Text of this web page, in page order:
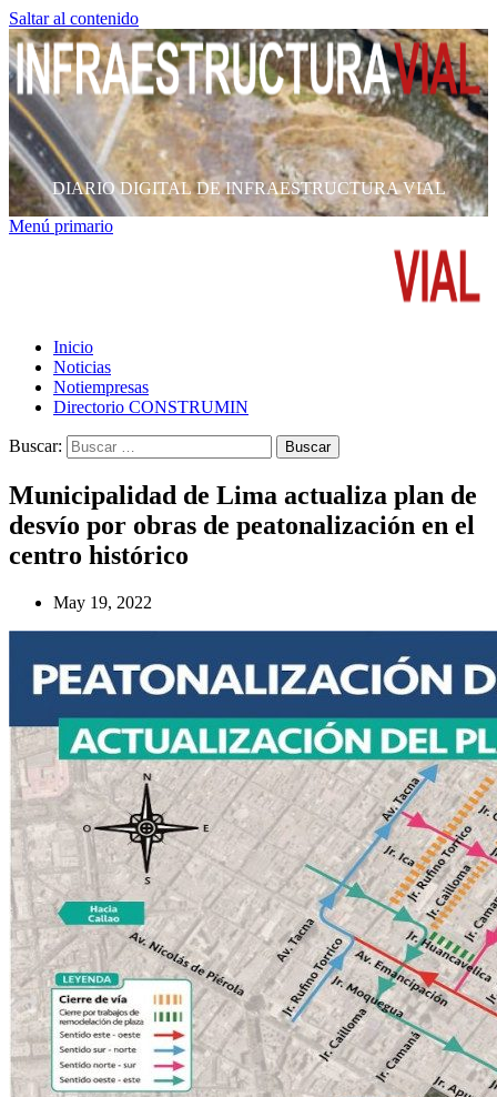
Saltar al contenido
DIARIO DIGITAL DE INFRAESTRUCTURA VIAL
Menú primario
Inicio
Noticias
Notiempresas
Directorio CONSTRUMIN
Buscar:
Municipalidad de Lima actualiza plan de
desvío por obras de peatonalización en el
centro histórico
May 19, 2022